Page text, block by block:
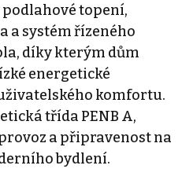
topení,
a systém řízeného
díky kterým dům
energetické
komfortu.
třída PENB A,
a připravenost na
bydlení.